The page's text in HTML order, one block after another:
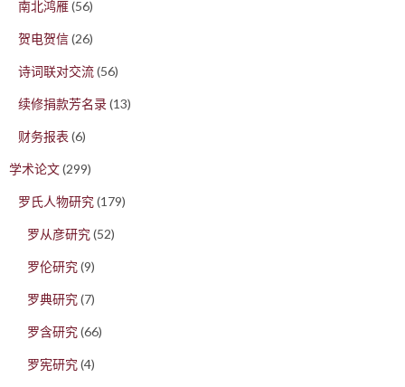
南北鸿雁(56)
贺电贺信(26)
诗词联对交流(56)
续修捐款芳名录(13)
财务报表 (6)
学术论文(299)
罗氏人物研究(179)
罗从彦研究(52)
罗伦研究(9)
罗典研究(7)
罗含研究(66)
罗宪研究(4)